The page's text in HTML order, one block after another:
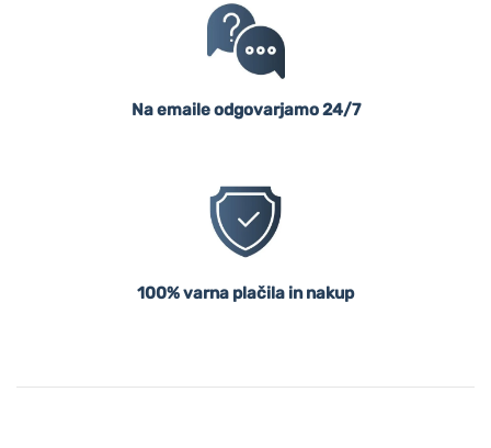
Na emaile odgovarjamo 24/7
100% varna plačila in nakup